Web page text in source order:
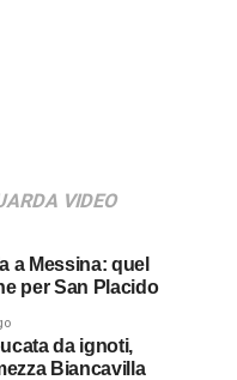
VIDEO
a Messina: quel
per San Placido
da ignoti,
Biancavilla